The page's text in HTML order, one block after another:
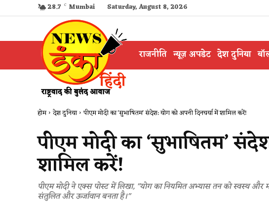
28.7 C Mumbai Saturday, August 8, 2026
राजनीति न्यूज़ अपडेट देश दुनिया
होम देश दुनिया पीएम मोदी का 'सुभाषितम' संदेश: योग को अपनी दिनचर्या में शामिल करें!
पीएम मोदी का ‘सुभाषितम’
शामिल करें!
पीएम मोदी ने एक्स पोस्ट में लिखा, "योग का नियमित अभ्यास तन को स्वस्थ और
संतुलित और ऊर्जावान बनता है।"